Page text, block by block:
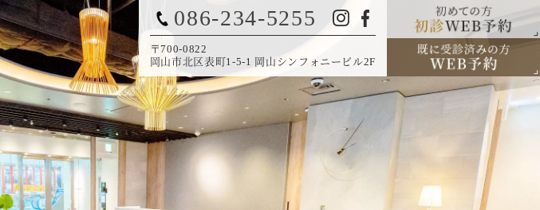
086-234-5255
〒700-0822
岡山市北区表町1-5-1 岡山シンフォニービル2F